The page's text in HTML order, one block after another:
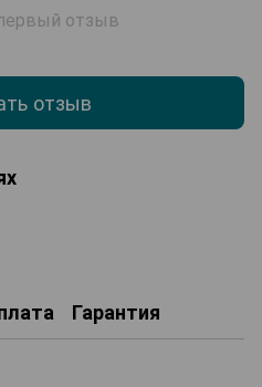
отзыв
отзыв
Гарантия